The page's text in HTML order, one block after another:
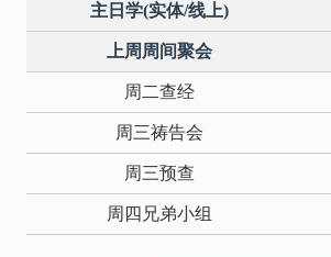
主日学(实体/线上)
上周周间聚会
周二查经
周三祷告会
周三预查
周四兄弟小组